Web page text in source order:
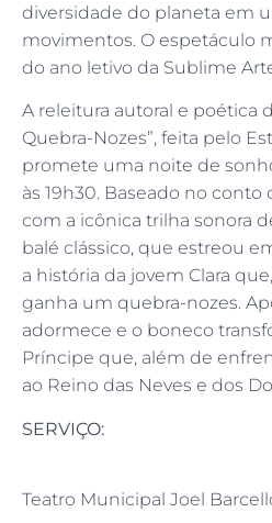
diversidade do planeta em
movimentos. O espetáculo
do ano letivo da Sublime
A releitura autoral e poética
Quebra-Nozes”, feita pelo
promete uma noite de
às 19h30. Baseado no conto
com a icônica trilha sonora
balé clássico, que estreou
a história da jovem Clara
ganha um quebra-nozes.
adormece e o boneco
Príncipe que, além de
ao Reino das Neves e dos
SERVIÇO:
Teatro Municipal Joel